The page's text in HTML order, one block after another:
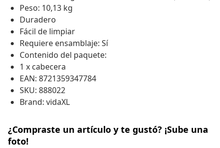
Peso: 10,13 kg
Duradero
Fácil de limpiar
Requiere ensamblaje: Sí
Contenido del paquete:
1 x cabecera
EAN: 8721359347784
SKU: 888022
Brand: vidaXL
¿Compraste un artículo y te gustó? ¡Sube una
foto!